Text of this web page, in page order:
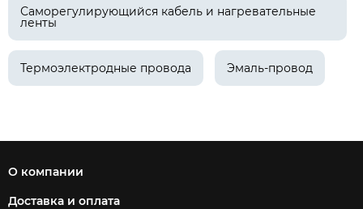
Саморегулирующийся кабель и нагревательные
ленты
Термоэлектродные провода Эмаль-провод
О компании
Доставка и оплата